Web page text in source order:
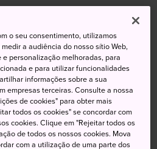
de tudo. Se você estiver pronto
jantar, olhar artesanatos de
a música folclórica da ilha, você
Kokusai-dori.
o seu consentimento, utilizamos
a audiência do nosso sítio Web,
personalização melhoradas, para
e para utilizar funcionalidades
informações sobre a sua
empresas terceiras. Consulte a nossa
de cookies" para obter mais
todos os cookies" se concordar com
cookies. Clique em "Rejeitar todos os
de todos os nossos cookies. Mova
com a utilização de uma parte dos